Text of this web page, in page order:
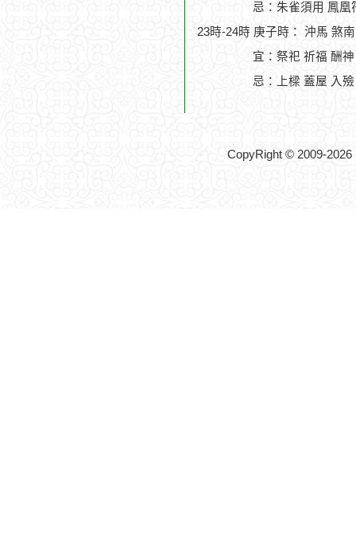
忌：朱雀須用 鳳凰
23時-24時 庚子時： 沖馬 煞
宜：祭祀 祈福 酬
忌：上樑 蓋屋 入
CopyRight © 2009-2026